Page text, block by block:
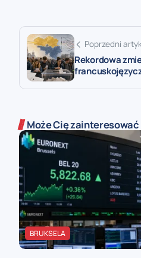
Poprzedni
Rekordowa
Może Cię zainteresować
BRUKSELA